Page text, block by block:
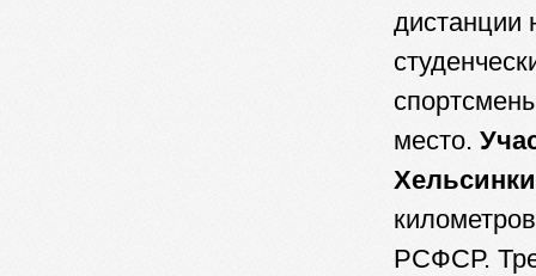
дистанции
место.
РСФСР.